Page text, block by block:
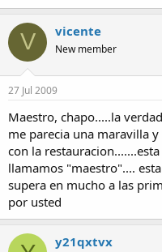
V vicente
New member
27 Jul 2009
Maestro, chapo.....la
me parecia una maravilla
con la
llamamos "maestro"....
supera en mucho a las
por usted
y21qxtvx